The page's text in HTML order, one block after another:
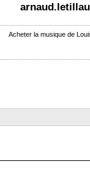
Acheter la musique de